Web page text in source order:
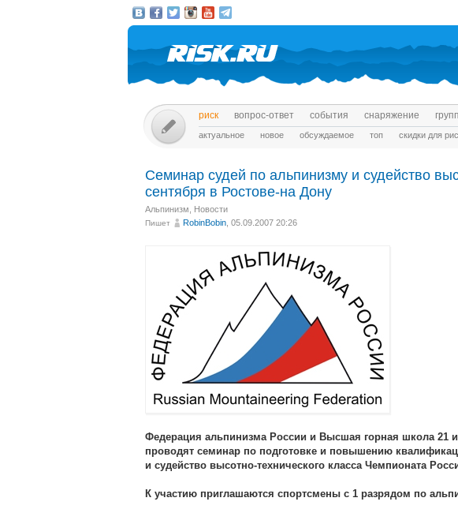
риск вопрос-ответ события снаряжение
актуальное новое обсуждаемое топ скидки для
Семинар судей по альпинизму и судейство
сентября в Ростове-на Дону
Альпинизм Новости
Пишет RobinBobin , 05.09.2007 20:26
Федерация альпинизма России и Высшая горная школа 21
проводят семинар по подготовке и повышению
и судейство высотно-технического класса Чемпионата
К участию приглашаются спортсмены с 1 разрядом по